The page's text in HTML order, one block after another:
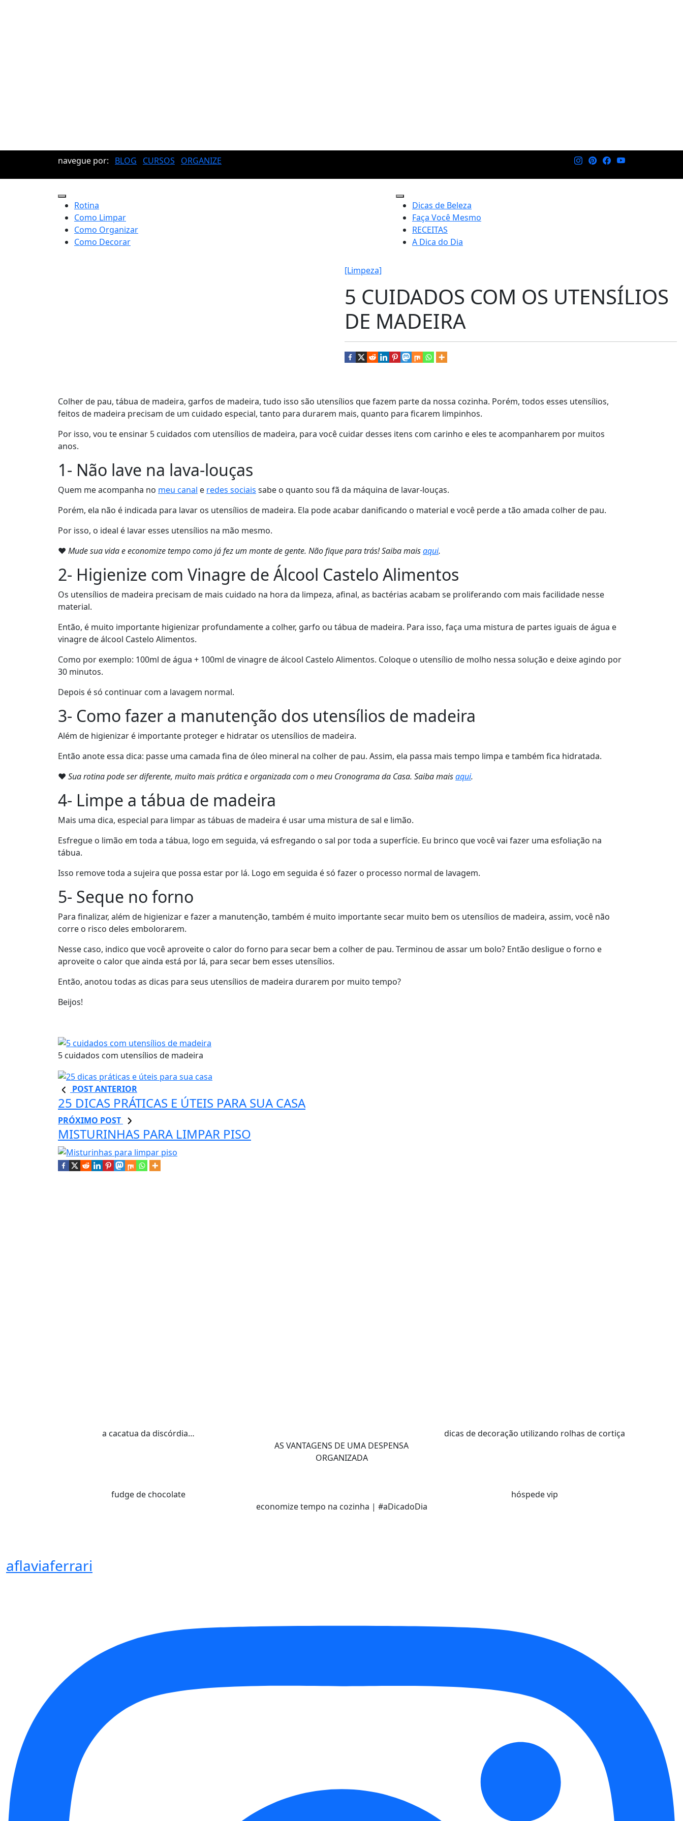
navegue por: BLOG CURSOS ORGANIZE
Rotina
Como Limpar
Como Organizar
Como Decorar
Dicas de Beleza
Faça Você Mesmo
RECEITAS
A Dica do Dia
[Limpeza]
5 CUIDADOS COM OS UTENSÍLIOS
DE MADEIRA
Colher de pau, tábua de madeira, garfos de madeira, tudo isso são utensílios que fazem parte da nossa cozinha. Porém, todos esses utensílios,
feitos de madeira precisam de um cuidado especial, tanto para durarem mais, quanto para ficarem limpinhos.
Por isso, vou te ensinar 5 cuidados com utensílios de madeira, para você cuidar desses itens com carinho e eles te acompanharem por muitos
anos.
1- Não lave na lava-louças
Quem me acompanha no meu canal e redes sociais sabe o quanto sou fã da máquina de lavar-louças.
Porém, ela não é indicada para lavar os utensílios de madeira. Ela pode acabar danificando o material e você perde a tão amada colher de pau.
Por isso, o ideal é lavar esses utensílios na mão mesmo.
❤ Mude sua vida e economize tempo como já fez um monte de gente. Não fique para trás! Saiba maisaqui.
2- Higienize com Vinagre de Álcool Castelo Alimentos
Os utensílios de madeira precisam de mais cuidado na hora da limpeza, afinal, as bactérias acabam se proliferando com mais facilidade nesse
material.
Então, é muito importante higienizar profundamente a colher, garfo ou tábua de madeira. Para isso, faça uma mistura de partes iguais de água e
vinagre de álcool Castelo Alimentos.
Como por exemplo: 100ml de água + 100ml de vinagre de álcool Castelo Alimentos. Coloque o utensílio de molho nessa solução e deixe agindo por
30 minutos.
Depois é só continuar com a lavagem normal.
3- Como fazer a manutenção dos utensílios de madeira
Além de higienizar é importante proteger e hidratar os utensílios de madeira.
Então anote essa dica: passe uma camada fina de óleo mineral na colher de pau. Assim, ela passa mais tempo limpa e também fica hidratada.
❤ Sua rotina pode ser diferente, muito mais prática e organizada com o meu Cronograma da Casa. Saiba maisaqui.
4- Limpe a tábua de madeira
Mais uma dica, especial para limpar as tábuas de madeira é usar uma mistura de sal e limão.
Esfregue o limão em toda a tábua, logo em seguida, vá esfregando o sal por toda a superfície. Eu brinco que você vai fazer uma esfoliação na
tábua.
Isso remove toda a sujeira que possa estar por lá. Logo em seguida é só fazer o processo normal de lavagem.
5- Seque no forno
Para finalizar, além de higienizar e fazer a manutenção, também é muito importante secar muito bem os utensílios de madeira, assim, você não
corre o risco deles embolorarem.
Nesse caso, indico que você aproveite o calor do forno para secar bem a colher de pau. Terminou de assar um bolo? Então desligue o forno e
aproveite o calor que ainda está por lá, para secar bem esses utensílios.
Então, anotou todas as dicas para seus utensílios de madeira durarem por muito tempo?
Beijos!
5 cuidados com utensílios de madeira
POST ANTERIOR
25 DICAS PRÁTICAS E ÚTEIS PARA SUA CASA
PRÓXIMO POST
MISTURINHAS PARA LIMPAR PISO
a cacatua da discórdia…
AS VANTAGENS DE UMA DESPENSA
ORGANIZADA
dicas de decoração utilizando rolhas de cortiça
fudge de chocolate
economize tempo na cozinha | #aDicadoDia
hóspede vip
aflaviaferrari